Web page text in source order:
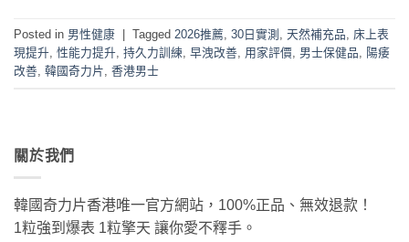
Posted in 男性健康 Tagged 2026推薦 30日實測 天然補充品
床上表
現提升 性能力提升 持久力訓練 早洩改善 用家評價 男士保健品
陽痿
改善 韓國奇力片 香港男士
關於我們
韓國奇力片香港唯一官方網站，100%正品、無效退款！
1粒強到爆表 1粒擎天 讓你愛不釋手。